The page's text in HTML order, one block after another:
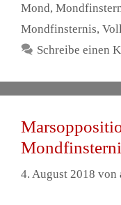
Mond,
Mondfinsternis,
Schreibe einen
4. August 2018 von